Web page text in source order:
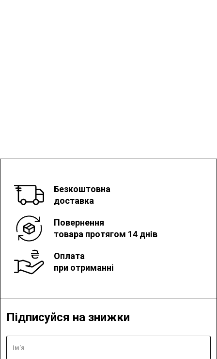
Безкоштовна
доставка
Повернення
товара протягом 14 днів
Оплата
при отриманні
Підписуйся на знижки